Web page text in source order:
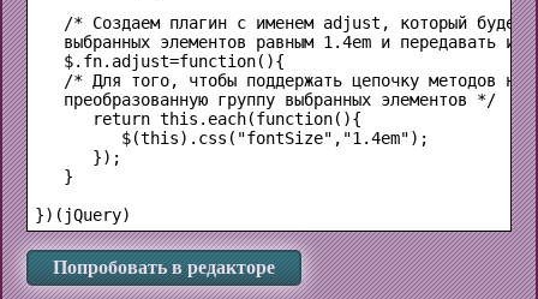
/* Создаем плагин с именем adjust, который
выбранных элементов равным 1.4em и передавать их
   $.fn.adjust=function(){
/* Для того, чтобы поддержать цепочку методов
   преобразованную группу выбранных элементов */
      return this.each(function(){
         $(this).css("fontSize","1.4em");
      });
   }
Попробовать в редакторе